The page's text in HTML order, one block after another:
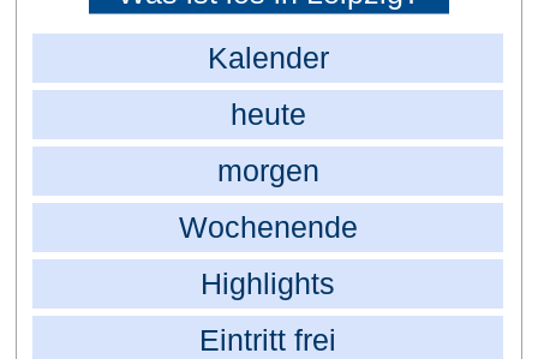
Kalender
heute
morgen
Wochenende
Highlights
Eintritt frei